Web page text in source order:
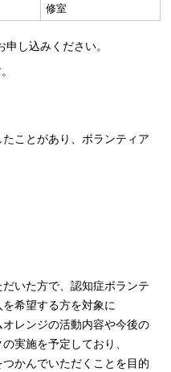
修室
し込みください。
ことがあり、ボランティア
いた方で、認知症ボランテ
希望する方を対象に
レンジの活動内容や今後の
実施を予定しており、
かんでいただくことを目的